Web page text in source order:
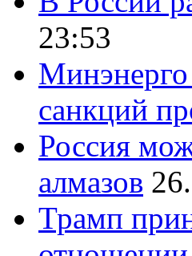
23:53
санкций
Россия
алмазов
Трамп